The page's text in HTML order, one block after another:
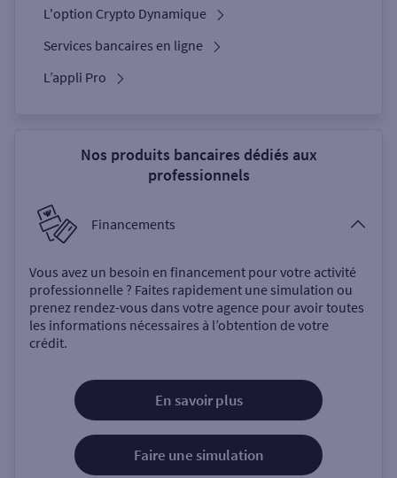
L'option Crypto Dynamique
Services bancaires en ligne
L’appli Pro
Nos produits bancaires dédiés aux
professionnels
Financements
Vous avez un besoin en financement pour votre activité
professionnelle ? Faites rapidement une simulation ou
prenez rendez-vous dans votre agence pour avoir toutes
les informations nécessaires à l’obtention de votre
crédit.
En savoir plus
Faire une simulation